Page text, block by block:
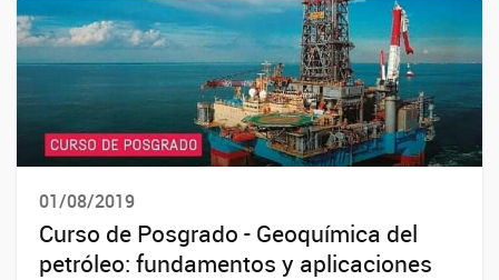
01/08/2019
Curso de Posgrado - Geoquímica del
petróleo: fundamentos y aplicaciones